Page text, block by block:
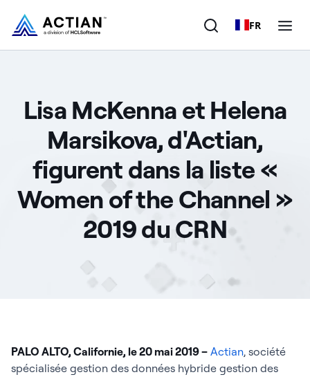
FR
Solutions
Entreprise
Lisa McKenna et Helena
Marsikova, d'Actian,
figurent dans la liste «
Women of the Channel »
2019 du CRN
PALO ALTO, Californie, le 20 mai 2019 – Actian, société
spécialisée gestion des données hybride gestion des